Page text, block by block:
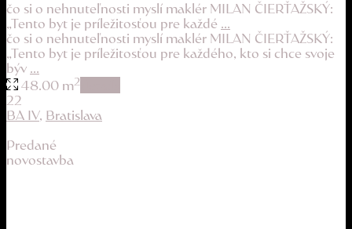
čo si o nehnuteľnosti myslí maklér MILAN ČIERŤAŽSKÝ:
„Tento byt je príležitosťou pre každé ...
čo si o nehnuteľnosti myslí maklér MILAN ČIERŤAŽSKÝ:
„Tento byt je príležitosťou pre každého, kto si chce svoje
býv ...
48.00 m2
22
BA IV, Bratislava
Predané
novostavba